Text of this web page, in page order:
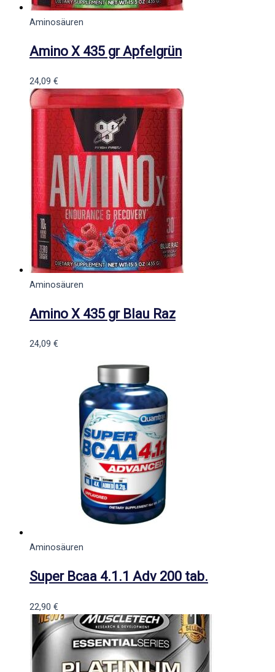
Aminosäuren
Amino X 435 gr Apfelgrün
24,09 €
Aminosäuren
Amino X 435 gr Blau Raz
24,09 €
Aminosäuren
Super Bcaa 4.1.1 Adv 200 tab.
22,90 €